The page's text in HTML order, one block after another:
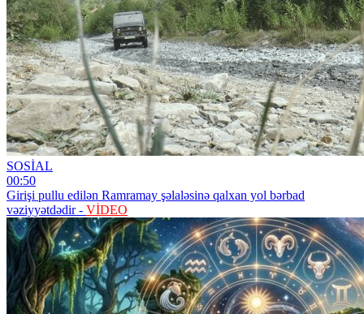
SOSİAL
00:50
Girişi pullu edilən Ramramay şəlaləsinə qalxan yol bərbad
vəziyyətdədir - VİDEO